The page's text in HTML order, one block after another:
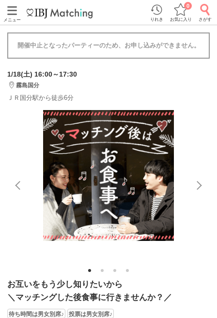
メニュー りれき お気に入り
0
さがす
開催中止となったパーティーのため、お申し込みができません。
1/18(土) 16:00～17:30
霧島国分
ＪＲ国分駅から徒歩6分
1 2 3 4
お互いをもう少し知りたいから
＼マッチングした後食事に行きませんか？／
待ち時間は男女別席♪ 投票は男女別席♪